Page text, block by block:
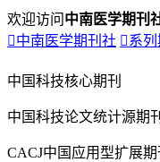
欢迎访问 中南医学期刊
中南医学期刊社 系列
中国科技核心期刊
中国科技论文统计源期刊
CACJ中国应用型扩展期